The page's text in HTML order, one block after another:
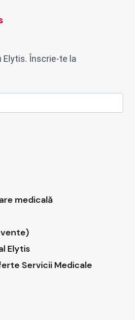
Înscrie-te la
medicală
Elytis
Servicii Medicale